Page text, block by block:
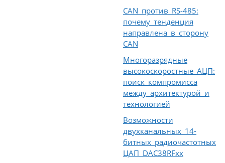
CAN против RS-485:
почему тенденция
направлена в сторону
CAN
Многоразрядные
высокоскоростные АЦП:
поиск компромисса
между архитектурой и
технологией
Возможности
двухканальных 14-
битных радиочастотных
ЦАП DAC38RFxx